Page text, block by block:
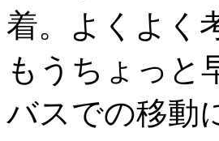
着。よくよく
もうちょっと
バスでの移動